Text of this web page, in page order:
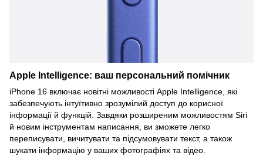
Apple Intelligence: ваш персональний помічник
iPhone 16 включає новітні можливості Apple Intelligence, які
забезпечують інтуїтивно зрозумілий доступ до корисної
інформації й функцій. Завдяки розширеним можливостям Siri
й новим інструментам написання, ви зможете легко
переписувати, вичитувати та підсумовувати текст, а також
шукати інформацію у ваших фотографіях та відео.